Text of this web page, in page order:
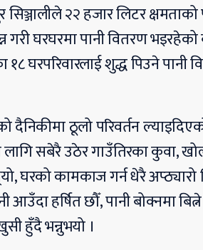
२२ हजार लिटर क्षमताको
गरी घरघरमा पानी वितरण
घरपरिवारलाई शुद्ध पिउने पानी
दैनिकीमा ठूलो परिवर्तन
लागि सबेरै उठेर गाउँतिरका कुवा,
घरको कामकाज गर्न धेरै अप्ठ्यारो
आउँदा हर्षित छौँ, पानी बोक्नमा
हुँदै भन्नुभयो ।